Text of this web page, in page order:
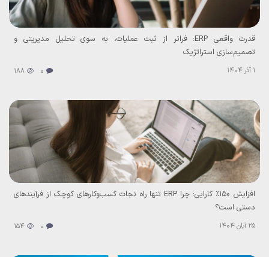
قدرت واقعی ERP: فراتر از ثبت عملیات، به سوی تحلیل مدیریتی و
تصمیم‌سازی استراتژیک
1 آذر 1404 0
188
افزایش ۱۵۰٪ کارایی: چرا ERP تنها راه نجات کسب‌وکارهای کوچک از فرآیندهای
دستی است؟
25 آبان 1404 0
154